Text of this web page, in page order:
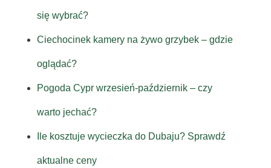
się wybrać?
Ciechocinek kamery na żywo grzybek – gdzie
oglądać?
Pogoda Cypr wrzesień-październik – czy
warto jechać?
Ile kosztuje wycieczka do Dubaju? Sprawdź
aktualne ceny